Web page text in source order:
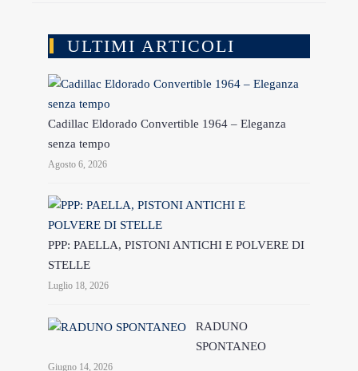
ULTIMI ARTICOLI
Cadillac Eldorado Convertible 1964 – Eleganza
senza tempo
Agosto 6, 2026
PPP: PAELLA, PISTONI ANTICHI E POLVERE DI
STELLE
Luglio 18, 2026
RADUNO
SPONTANEO
Giugno 14, 2026